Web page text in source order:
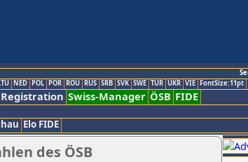
NED POL POR ROU RUS SRB SVK SWE TUR UKR VIE FontSize:11pt
Swiss-Manager ÖSB FIDE
Elo FIDE
des ÖSB